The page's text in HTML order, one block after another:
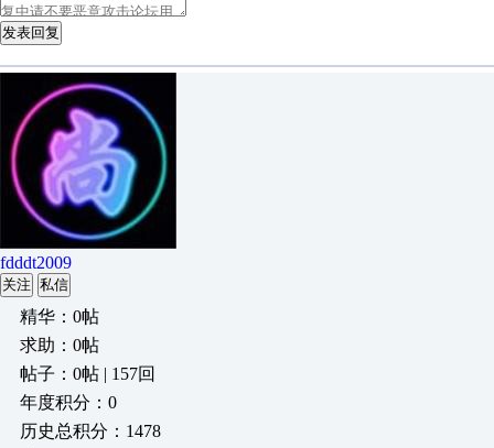
发表回复
fdddt2009
关注 私信
精华：0帖
求助：0帖
帖子：0帖 | 157回
年度积分：0
历史总积分：1478